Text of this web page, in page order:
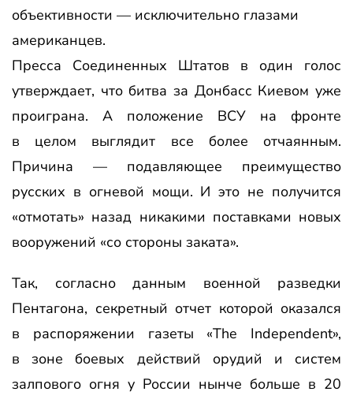
объективности — исключительно глазами
американцев.
Пресса Соединенных Штатов в один голос
утверждает, что битва за Донбасс Киевом уже
проиграна. А положение ВСУ на фронте
в целом выглядит все более отчаянным.
Причина — подавляющее преимущество
русских в огневой мощи. И это не получится
«отмотать» назад никакими поставками новых
вооружений «со стороны заката».
Так, согласно данным военной разведки
Пентагона, секретный отчет которой оказался
в распоряжении газеты «The Independent»,
в зоне боевых действий орудий и систем
залпового огня у России нынче больше в 20